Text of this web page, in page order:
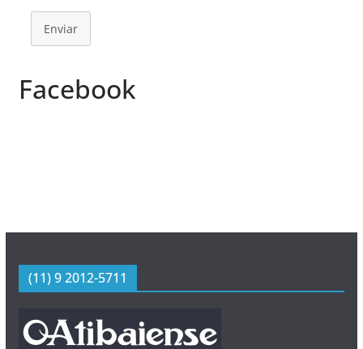
Enviar
Facebook
(11) 9 2012-5711